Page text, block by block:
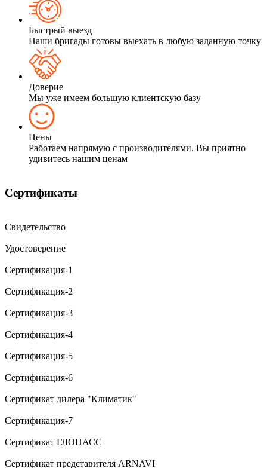
Быстрый выезд
Наши бригады готовы выехать в любую заданную точку
Доверие
Мы уже имеем большую клиентскую базу
Цены
Работаем напрямую с производителями. Вы приятно
удивитесь нашим ценам
Сертификаты
Свидетельство
Удостоверение
Сертификация-1
Сертификация-2
Сертификация-3
Сертификация-4
Сертификация-5
Сертификация-6
Сертификат дилера "Климатик"
Сертификация-7
Сертификат ГЛОНАСС
Сертификат представителя ARNAVI